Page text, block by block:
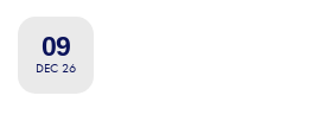
09
DEC 26